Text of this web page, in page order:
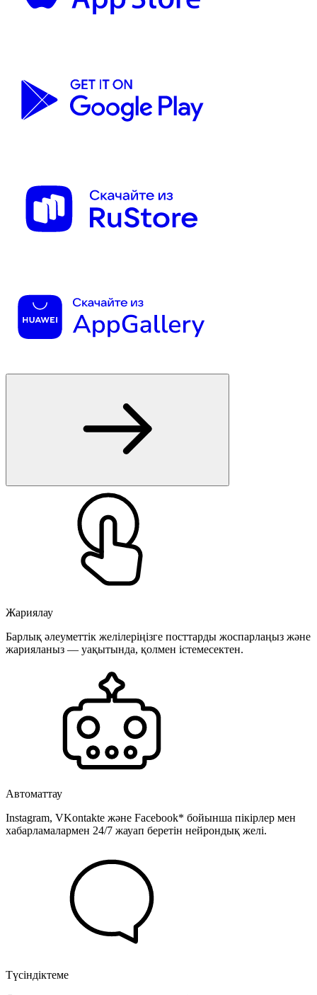
Жариялау
Барлық әлеуметтік желілеріңізге посттарды жоспарлаңыз және
жарияланыз — уақытында, қолмен істемесектен.
Автоматтау
Instagram, VKontakte және Facebook* бойынша пікірлер мен
хабарламалармен 24/7 жауап беретін нейрондық желі.
Түсіндіктеме